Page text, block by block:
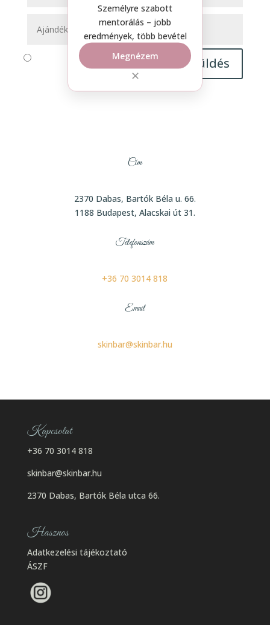
8 + 1= Küldés
Cím
2370 Dabas, Bartók Béla u. 66.
1188 Budapest, Alacskai út 31.
Telefonszám
+36 70 3014 818
Email
skinbar@skinbar.hu
Kapcsolat
+36 70 3014 818
skinbar@skinbar.hu
2370 Dabas, Bartók Béla utca 66.
Hasznos
Adatkezelési tájékoztató
ÁSZF
Személyre szabott
mentorálás – jobb
eredmények, több bevétel
Megnézem
✕